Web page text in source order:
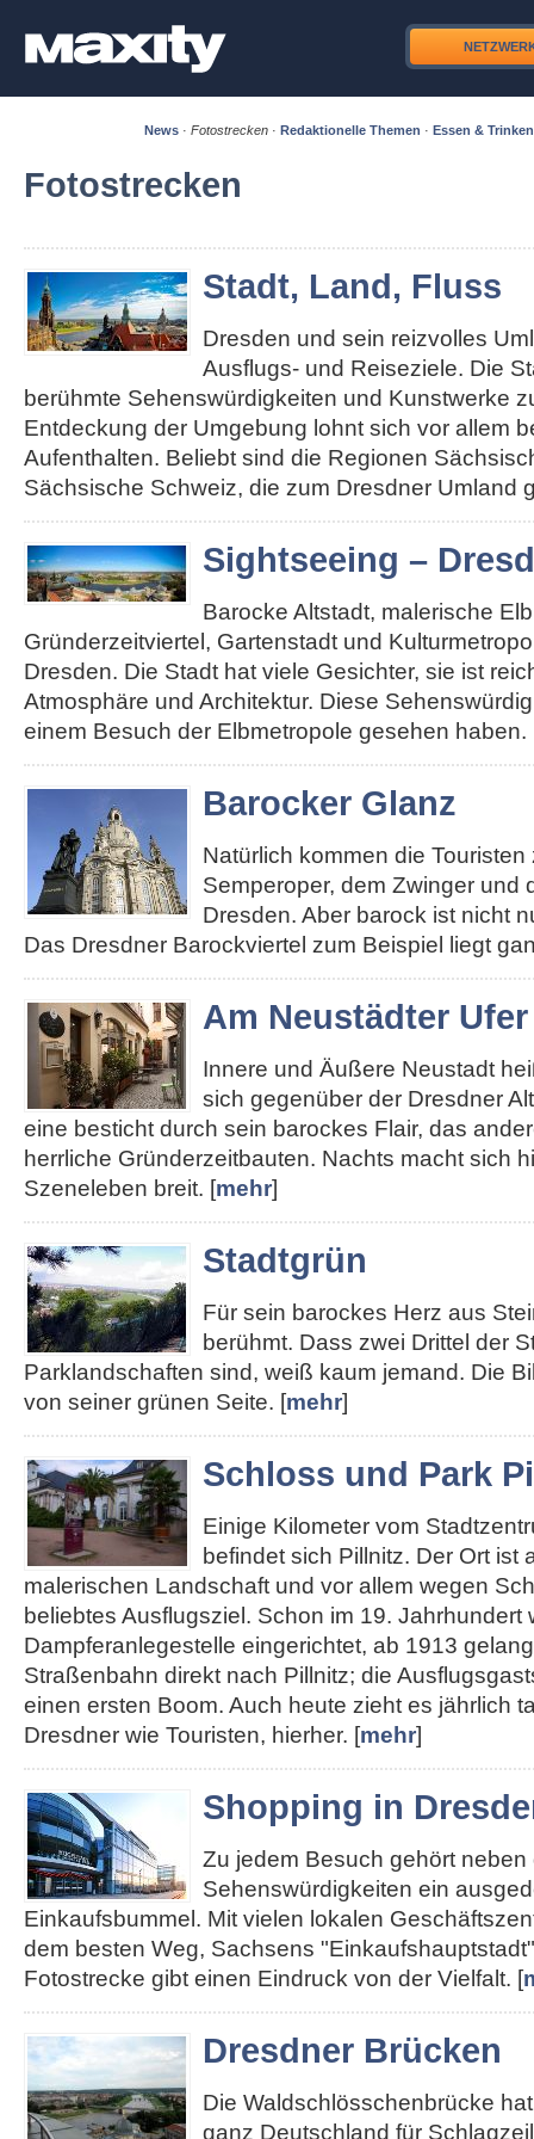
News· Fotostrecken· Redaktionelle Themen · Essen & Trinken
Fotostrecken
Stadt, Land, Fluss
Dresden und sein reizvolles
Ausflugs- und Reiseziele. Die
berühmte Sehenswürdigkeiten und Kunstwerke
Entdeckung der Umgebung lohnt sich vor allem
Aufenthalten. Beliebt sind die Regionen
Sächsische Schweiz, die zum Dresdner Umland
Sightseeing –
Barocke Altstadt, malerische
Gründerzeitviertel, Gartenstadt und
Dresden. Die Stadt hat viele Gesichter, sie ist
Atmosphäre und Architektur. Diese
einem Besuch der Elbmetropole gesehen haben.
Barocker Glanz
Natürlich kommen die
Semperoper, dem Zwinger und
Dresden. Aber barock ist nicht
Das Dresdner Barockviertel zum Beispiel liegt
Am Neustädter Ufer
Innere und Äußere Neustadt
sich gegenüber der Dresdner
eine besticht durch sein barockes Flair, das
herrliche Gründerzeitbauten. Nachts macht sich
Szeneleben breit. [mehr]
Stadtgrün
Für sein barockes Herz aus
berühmt. Dass zwei Drittel der
Parklandschaften sind, weiß kaum jemand. Die
von seiner grünen Seite. [mehr]
Schloss und Park
Einige Kilometer vom
befindet sich Pillnitz. Der Ort ist
malerischen Landschaft und vor allem wegen
beliebtes Ausflugsziel. Schon im 19. Jahrhundert
Dampferanlegestelle eingerichtet, ab 1913
Straßenbahn direkt nach Pillnitz; die
einen ersten Boom. Auch heute zieht es jährlich
Dresdner wie Touristen, hierher. [mehr]
Shopping in
Zu jedem Besuch gehört neben
Sehenswürdigkeiten ein
Einkaufsbummel. Mit vielen lokalen
dem besten Weg, Sachsens
Fotostrecke gibt einen Eindruck von der Vielfalt. [
Dresdner Brücken
Die Waldschlösschenbrücke
ganz Deutschland für